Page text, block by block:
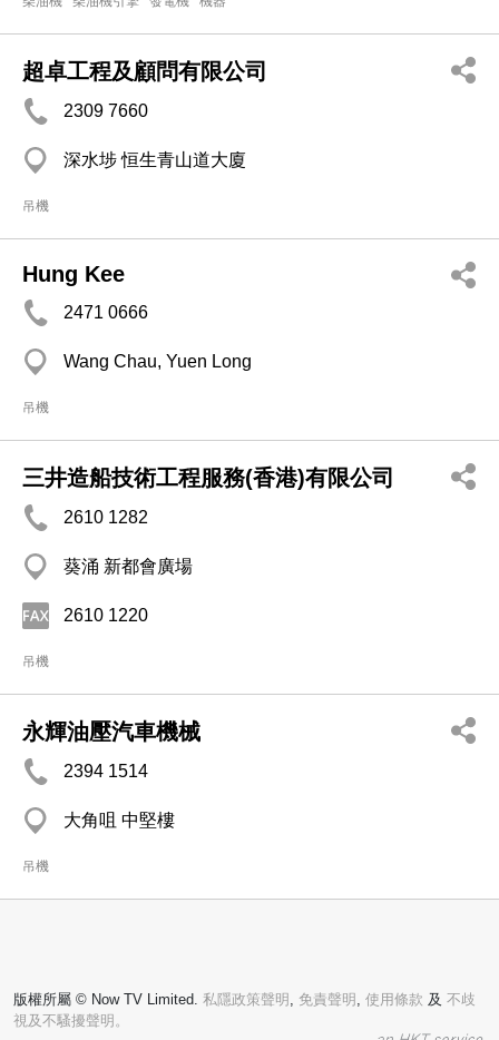
超卓工程及顧問有限公司
2309 7660
深水埗 恒生青山道大廈
吊機
Hung Kee
2471 0666
Wang Chau, Yuen Long
吊機
三井造船技術工程服務(香港)有限公司
2610 1282
葵涌 新都會廣場
2610 1220
吊機
永輝油壓汽車機械
2394 1514
大角咀 中堅樓
吊機
版權所屬 © Now TV Limited. 私隱政策聲明 , 免責聲明 , 使用條款 及 不歧
視及不騷擾聲明。